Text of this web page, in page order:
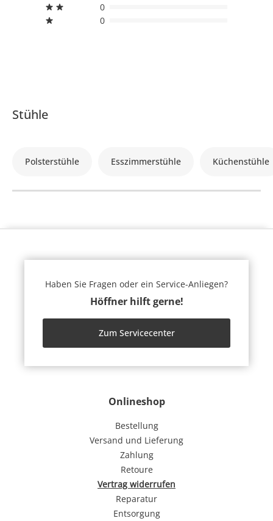
0
0
Stühle
Polsterstühle Esszimmerstühle Küchenstühle
Onlineshop
Bestellung
Versand und Lieferung
Zahlung
Retoure
Vertrag widerrufen
Reparatur
Entsorgung
Haben Sie Fragen oder ein Service-Anliegen?
Höffner hilft gerne!
Zum Servicecenter